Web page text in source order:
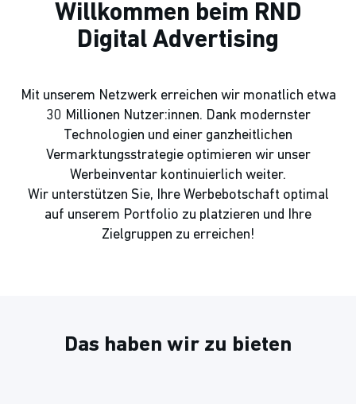
Willkommen beim RND
Digital Advertising
Mit unserem Netzwerk erreichen wir monatlich etwa
30 Millionen Nutzer:innen. Dank modernster
Technologien und einer ganzheitlichen
Vermarktungsstrategie optimieren wir unser
Werbeinventar kontinuierlich weiter.
Wir unterstützen Sie, Ihre Werbebotschaft optimal
auf unserem Portfolio zu platzieren und Ihre
Zielgruppen zu erreichen!
Das haben wir zu bieten